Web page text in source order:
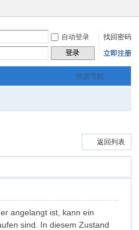
自动登录
找回密码
登录 立即注册
快捷导航
返回列表
angelangt ist, kann ein
sind. In diesem Zustand